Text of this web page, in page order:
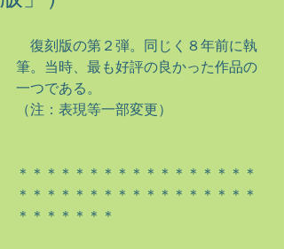
復刻版の第２弾。同じく８年前に執
筆。当時、最も好評の良かった作品の
一つである。
（注：表現等一部変更）
＊＊＊＊＊＊＊＊＊＊＊＊＊＊＊＊＊
＊＊＊＊＊＊＊＊＊＊＊＊＊＊＊＊＊
＊＊＊＊＊＊＊